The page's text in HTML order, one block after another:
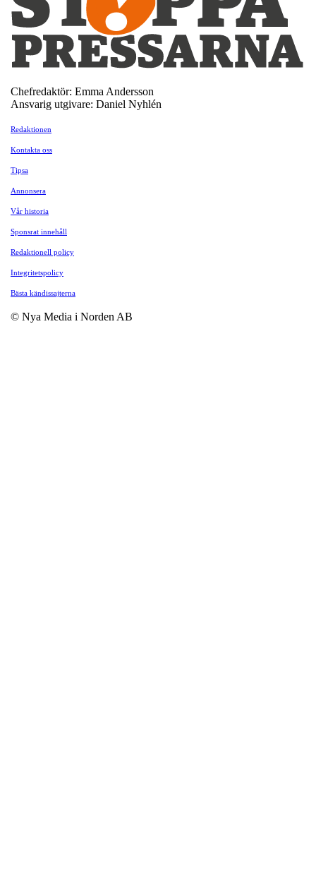
Chefredaktör: Emma Andersson
Ansvarig utgivare: Daniel Nyhlén
Redaktionen
Kontakta oss
Tipsa
Annonsera
Vår historia
Sponsrat innehåll
Redaktionell policy
Integritetspolicy
Bästa kändissajterna
© Nya Media i Norden AB